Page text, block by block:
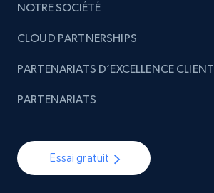
NOTRE SOCIÉTÉ
Essai gratuit
CLOUD PARTNERSHIPS
PARTENARIATS D’EXCELLENCE CLIENT
PARTENARIATS